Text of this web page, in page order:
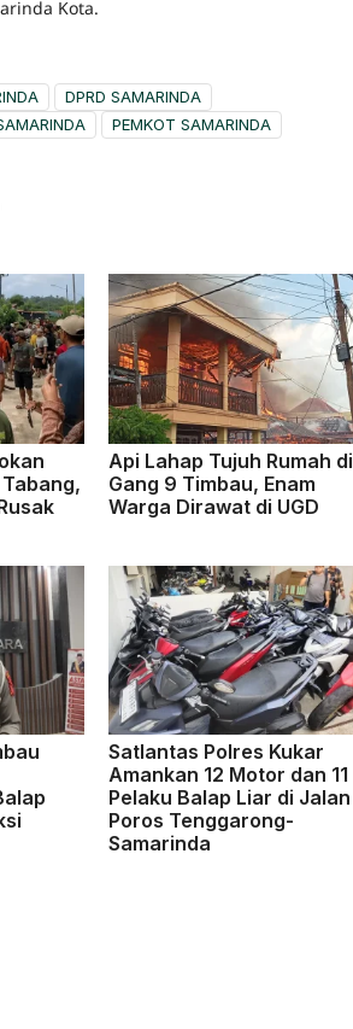
Kota.
DPRD SAMARINDA
PEMKOT SAMARINDA
Api Lahap Tujuh Rumah di
Gang 9 Timbau, Enam
Warga Dirawat di UGD
Satlantas Polres Kukar
Amankan 12 Motor dan 11
Pelaku Balap Liar di Jalan
Poros Tenggarong-
Samarinda